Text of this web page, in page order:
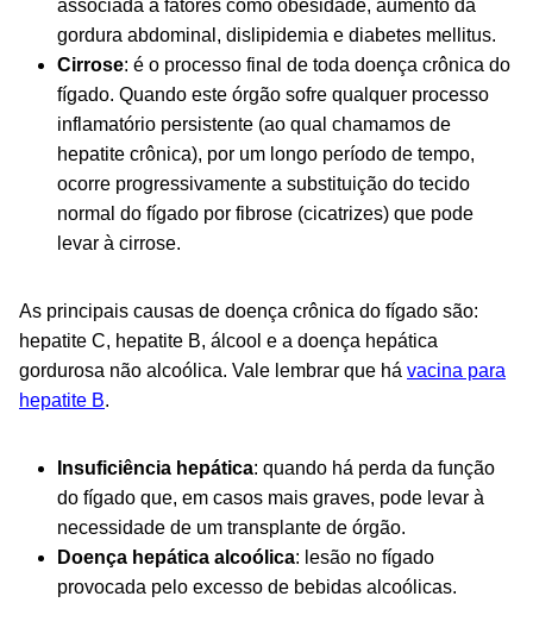
associada a fatores como obesidade, aumento da
gordura abdominal, dislipidemia e diabetes mellitus.
Cirrose: é o processo final de toda doença crônica do
fígado. Quando este órgão sofre qualquer processo
inflamatório persistente (ao qual chamamos de
hepatite crônica), por um longo período de tempo,
ocorre progressivamente a substituição do tecido
normal do fígado por fibrose (cicatrizes) que pode
levar à cirrose.
As principais causas de doença crônica do fígado são:
hepatite C, hepatite B, álcool e a doença hepática
gordurosa não alcoólica. Vale lembrar que há vacina para
hepatite B.
Insuficiência hepática: quando há perda da função
do fígado que, em casos mais graves, pode levar à
necessidade de um transplante de órgão.
Doença hepática alcoólica: lesão no fígado
provocada pelo excesso de bebidas alcoólicas.